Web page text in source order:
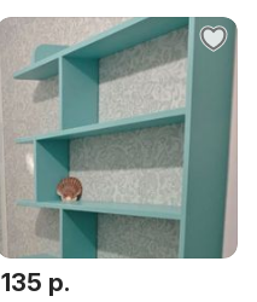
135 р.